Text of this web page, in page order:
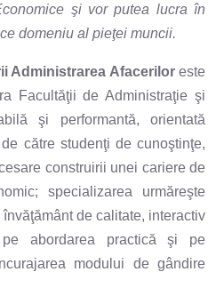
şi vor putea lucra în
domeniu al pieţei muncii.
Administrarea Afacerilor este
Facultăţii de Administraţie şi
şi performantă, orientată
către studenţi de cunoştinţe,
construirii unei cariere de
specializarea urmăreşte
de calitate, interactiv
abordarea practică şi pe
modului de gândire